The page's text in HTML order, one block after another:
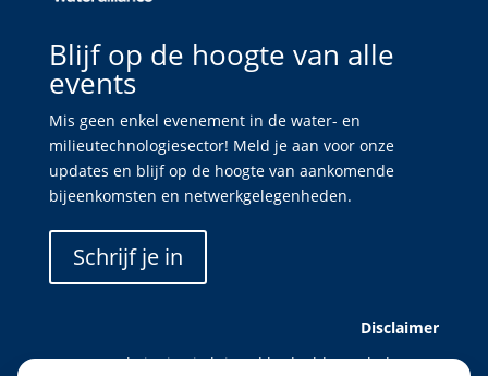
Blijf op de hoogte van alle
events
Mis geen enkel evenement in de water- en
milieutechnologiesector! Meld je aan voor onze
updates en blijf op de hoogte van aankomende
bijeenkomsten en netwerkgelegenheden.
Schrijf je in
Disclaimer
Deze website is uitsluitend bedoeld voor leden van